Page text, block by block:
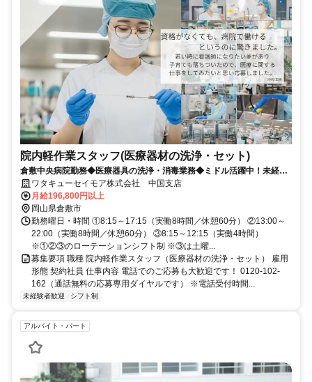
院内軽作業スタッフ(医療器材の洗浄・セット)
倉敷中央病院勤務◆医療器具の洗浄・消毒業務◆ミドル活躍中！未経験
スタート8割以上◎
ワタキューセイモア株式会社 中国支店
月給196,800円以上
岡山県倉敷市
勤務曜日・時間 ①8:15～17:15（実働8時間／休憩60分） ②13:00～
22:00（実働8時間／休憩60分） ③8:15～12:15（実働4時間）
※①②③のローテーションシフト制 ※③は土曜...
募集要項 職種 院内軽作業スタッフ（医療器材の洗浄・セット） 雇用
形態 契約社員 仕事内容 電話でのご応募も大歓迎です！ 0120-102-
162（通話無料の応募専用ダイヤルです） ※電話受付時間...
未経験者歓迎 シフト制
アルバイト・パート